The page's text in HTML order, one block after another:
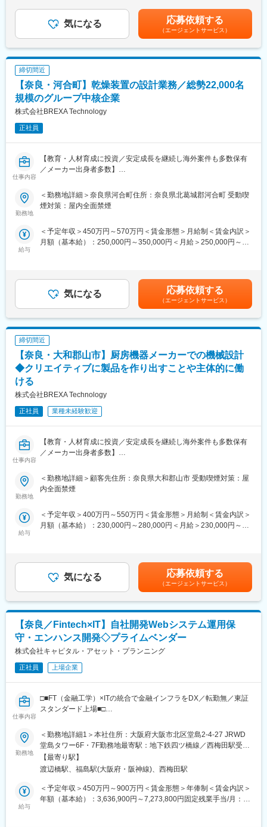
・当社は、「モノ」×「IT」の両方の分野において、高い技術力を
持つエンジニアを擁するプロフェショナル集団です。
・最先端の『技術』を保持するためには、『人』の想像力と努力
が不可欠であり、「技術の革新」には「人の成長」が関係してい
ます。
・私たちは、エンジニアを『人』として大切にし、すべての力を
発揮できるよう教育事業にも力を入れており、また、エンジニア
が成長出来るプラットフォームを整えています。
り、選考を通じて上下する可能性があります。月給(月額)は固定手
当を含めた表記です。
気になる 応募依頼する
（エージェントサービス）
締切間近
【奈良・河合町】乾燥装置の設計業務／総勢22,000名
規模のグループ中核企業
株式会社BREXA Technology
正社員
仕事内容
【教育・人材育成に投資／安定成長を継続し海外案件も多数保有
／メーカー出身者多数】
■業務内容：
Solidworksを使用した、乾燥装置の設計業務をお任せ致します。
・3Dモデリング：3Dでモデリングを行い、設計の詳細を確認しま
す。
・当社は、「モノ」×「IT」の両方の分野において、高い技術力を
持つエンジニアを擁するプロフェショナル集団です。
・最先端の『技術』を保持するためには、『人』の想像力と努力
が不可欠であり、「技術の革新」には「人の成長」が関係してい
ます。
・私たちは、エンジニアを『人』として大切にし、すべての力を
発揮できるよう教育事業にも力を入れており、また、エンジニア
が成長出来るプラットフォームを整えています。
勤務地
＜勤務地詳細＞奈良県河合町住所：奈良県北葛城郡河合町 受動喫
煙対策：屋内全面禁煙
給与
＜予定年収＞450万円～570万円＜賃金形態＞月給制＜賃金内訳＞
月額（基本給）：250,000円～350,000円＜月給＞250,000円～
り、選考を通じて上下する可能性があります。月給(月額)は固定手
当を含めた表記です。
気になる 応募依頼する
（エージェントサービス）
締切間近
【奈良・大和郡山市】厨房機器メーカーでの機械設計
◆クリエイティブに製品を作り出すことや主体的に働
ける
株式会社BREXA Technology
正社員 業種未経験歓迎
仕事内容
【教育・人材育成に投資／安定成長を継続し海外案件も多数保有
／メーカー出身者多数】
■業務内容：
当社顧客先にて、厨房機器の設計業務をお任せします。具体的に
■職務詳細：
若手からのアイデアを受け止めて頂ける顧客先で、クリエイティ
ブに製品を作り出すことや主体的に働くことができることが特徴
です。経験を積んでいただいたのちにはアイデアを活かした製品
開発にキャリアアップしていただける可能性もあります。
■当社について：
・当社は、「モノ」×「IT」の両方の分野において、高い技術力を
持つエンジニアを擁するプロフェショナル集団です。
・最先端の『技術』を保持するためには、『人』の想像力と努力
・私たちは、エンジニアを『人』として大切にし、すべての力を
発揮できるよう教育事業にも力を入れており、また、エンジニア
勤務地
＜勤務地詳細＞顧客先住所：奈良県大和郡山市 受動喫煙対策：屋
内全面禁煙
給与
＜予定年収＞400万円～550万円＜賃金形態＞月給制＜賃金内訳＞
月額（基本給）：230,000円～280,000円＜月給＞230,000円～
あり、選考を通じて上下する可能性があります。月給(月額)は固定
手当を含めた表記です。
気になる 応募依頼する
（エージェントサービス）
【奈良／Fintech×IT】自社開発Webシステム運用保
守・エンハンス開発◇プライムベンダー
株式会社キャピタル・アセット・プランニング
正社員 上場企業
仕事内容
□■FT（金融工学）×ITの統合で金融インフラをDX／転勤無／東証
スタンダード上場■□
■業務内容：
金融機関に対して、当社が自社開発・提供した自社Webシステム
の運用保守業務をお任せします。
クライアント先に常駐し、ユーザー部門やIT部門と日常的にコミ
ュニケーションを取りながら、システムの安定稼働を支えるとと
もに、業務改善や機能追加などのエンハンス対応にも携わってい
きます。クライアントの声を直接受け取り、社内の開発チームと
勤務地
＜勤務地詳細1＞本社住所：大阪府大阪市北区堂島2-4-27 JRWD
堂島タワー6F・7F勤務地最寄駅：地下鉄四ツ橋線／西梅田駅受動
喫煙対策：屋内全面禁煙＜勤務地詳細2＞クライアント先（常駐／
奈良エリア）住所：奈良県 受動喫煙対策：屋内全面禁煙変更の範
【最寄り駅】
渡辺橋駅、福島駅(大阪府・阪神線)、西梅田駅
給与
＜予定年収＞450万円～900万円＜賃金形態＞年俸制＜賃金内訳＞
年額（基本給）：3,636,900円～7,273,800円固定残業手当/月：